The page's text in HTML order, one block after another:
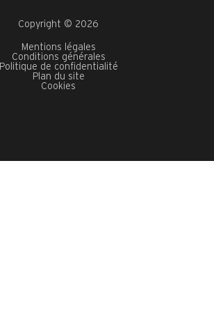
Copyright © 2026
Mentions légales
Conditions générales
Politique de confidentialité
Plan du site
Cookies